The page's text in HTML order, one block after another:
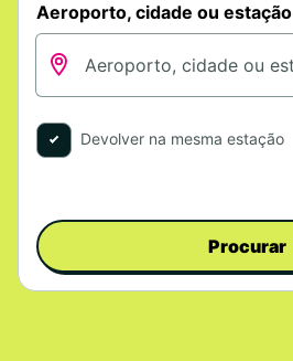
Aeroporto, cidade ou estação
Devolver na mesma estação
Procurar